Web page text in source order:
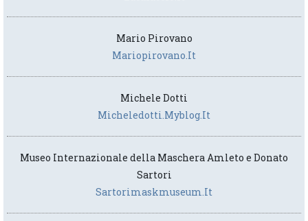
Mario Pirovano
Mariopirovano.it
Michele Dotti
Micheledotti.myblog.it
Museo Internazionale della Maschera Amleto e Donato
Sartori
Sartorimaskmuseum.it